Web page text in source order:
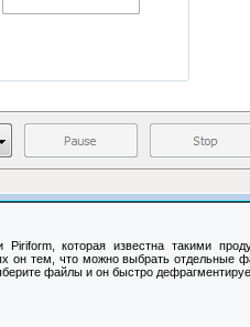
которая известна такими
он тем, что можно выбрать отдельные
файлы и он быстро